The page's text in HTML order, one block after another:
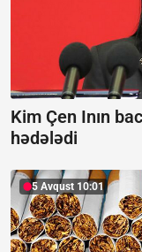
Kim Çen Inın
hədələdi
5 Avqust 10:01